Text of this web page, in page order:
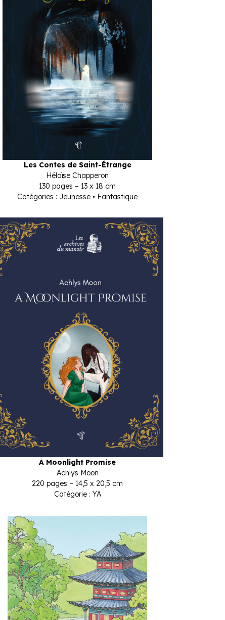
Les Contes de Saint-Étrange
Héloïse Chapperon
130 pages – 13 x 18 cm
Catégories : Jeunesse • Fantastique
A Moonlight Promise
Achlys Moon
220 pages – 14,5 x 20,5 cm
Catégorie : YA